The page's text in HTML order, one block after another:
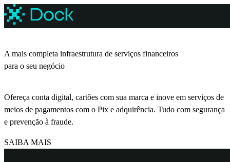
A mais completa infraestrutura de serviços financeiros
para o seu negócio
Ofereça conta digital, cartões com sua marca e inove em serviços de
meios de pagamentos com o Pix e adquirência. Tudo com segurança
e prevenção à fraude.
SAIBA MAIS